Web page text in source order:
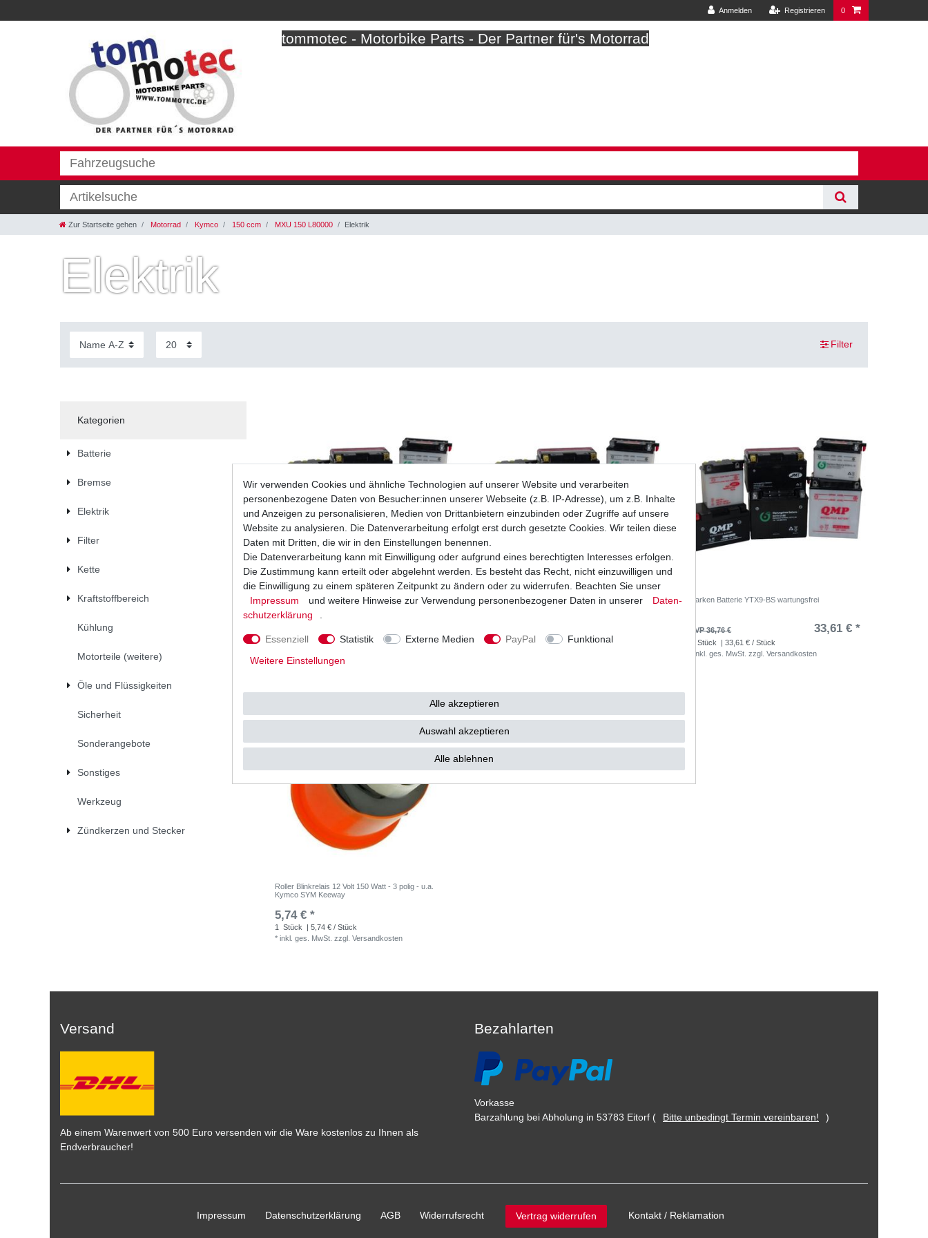
Anmelden Registrieren 0
tommotec - Motorbike Parts - Der Partner für's Motorrad
Zur Startseite gehen Motorrad Kymco 150 ccm MXU 150 L80000 Elektrik
Elektrik
Filter
Kategorien
Batterie
Bremse
Elektrik
Filter
Kette
Kraftstoffbereich
Kühlung
Motorteile (weitere)
Öle und Flüssigkeiten
Sicherheit
Sonderangebote
Sonstiges
Werkzeug
Zündkerzen und Stecker
Lithium-Ionen Batterie HJTX9-FP entspricht u.a.
1 Stück | 54,21 € / Stück
Lithium-Ionen Batterie HJTZ10S-FP entspricht ua
YTZ10S YB14-A2 YB12A-A
1 Stück | 101,83 € / Stück
Marken Batterie YTX9-BS wartungsfrei
UVP 36,76 € 33,61 € *
Stück
| 33,61 € / Stück
inkl. ges. MwSt. zzgl.Versandkosten
Roller Blinkrelais 12 Volt 150 Watt - 3 polig - u.a.
Kymco SYM Keeway
5,74 € *
1 Stück
| 5,74 € / Stück
*inkl. ges. MwSt. zzgl.Versandkosten
Versand
Ab einem Warenwert von 500 Euro versenden wir die Ware kostenlos zu Ihnen als
Endverbraucher!
Bezahlarten
Vorkasse
Barzahlung bei Abholung in 53783 Eitorf (
Bitte unbedingt Termin vereinbaren! )
Impressum Daten­schutz­erklärung AGB Widerrufs­recht Vertrag widerrufen Kontakt / Reklamation
Wir verwenden Cookies und ähnliche Technologien auf unserer Website und verarbeiten
personenbezogene Daten von Besucher:innen unserer Webseite (z.B. IP-Adresse), um z.B. Inhalte
und Anzeigen zu personalisieren, Medien von Drittanbietern einzubinden oder Zugriffe auf unsere
Website zu analysieren. Die Datenverarbeitung erfolgt erst durch gesetzte Cookies. Wir teilen diese
Daten mit Dritten, die wir in den Einstellungen benennen.
Die Datenverarbeitung kann mit Einwilligung oder aufgrund eines berechtigten Interesses erfolgen.
Die Zustimmung kann erteilt oder abgelehnt werden. Es besteht das Recht, nicht einzuwilligen und
die Einwilligung zu einem späteren Zeitpunkt zu ändern oder zu widerrufen. Beachten Sie unser
Impressum
und weitere Hinweise zur Verwendung personenbezogener Daten in unserer
Daten­
schutz­erklärung
Essenziell Statistik Externe Medien PayPal
Funktional
Weitere Einstellungen
Alle akzeptieren
Auswahl akzeptieren
Alle ablehnen